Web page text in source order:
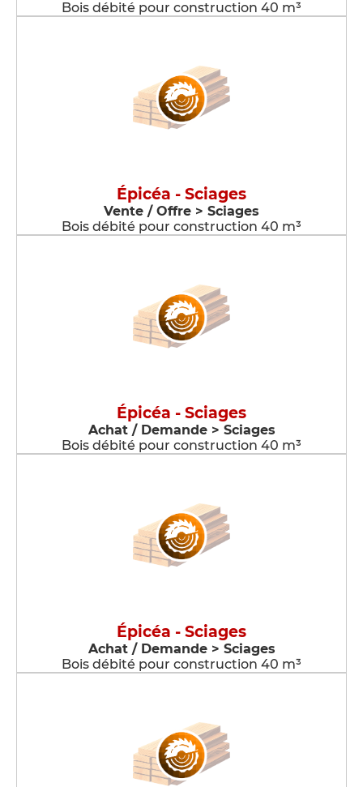
Bois débité pour construction 40 m³
Épicéa - Sciages
Vente / Offre > Sciages
Bois débité pour construction 40 m³
Épicéa - Sciages
Achat / Demande > Sciages
Bois débité pour construction 40 m³
Épicéa - Sciages
Achat / Demande > Sciages
Bois débité pour construction 40 m³